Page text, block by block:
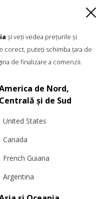
și veți vedea prețurile și
corect, puteți schimba țara de
de finalizare a comenzii.
de Nord,
Centrală și de Sud
United States
Canada
French Guiana
Argentina